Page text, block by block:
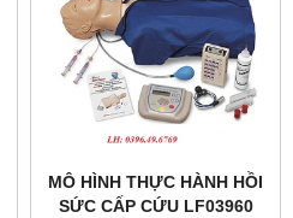
MÔ HÌNH THỰC HÀNH HỒI
SỨC CẤP CỨU LF03960